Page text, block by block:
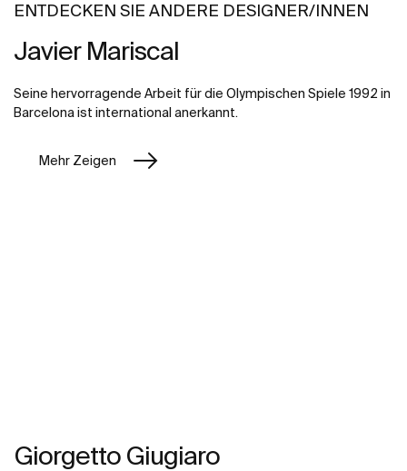
ENTDECKEN SIE ANDERE DESIGNER/INNEN
Javier Mariscal
Seine hervorragende Arbeit für die Olympischen Spiele 1992 in
Barcelona ist international anerkannt.
Mehr Zeigen
Giorgetto Giugiaro